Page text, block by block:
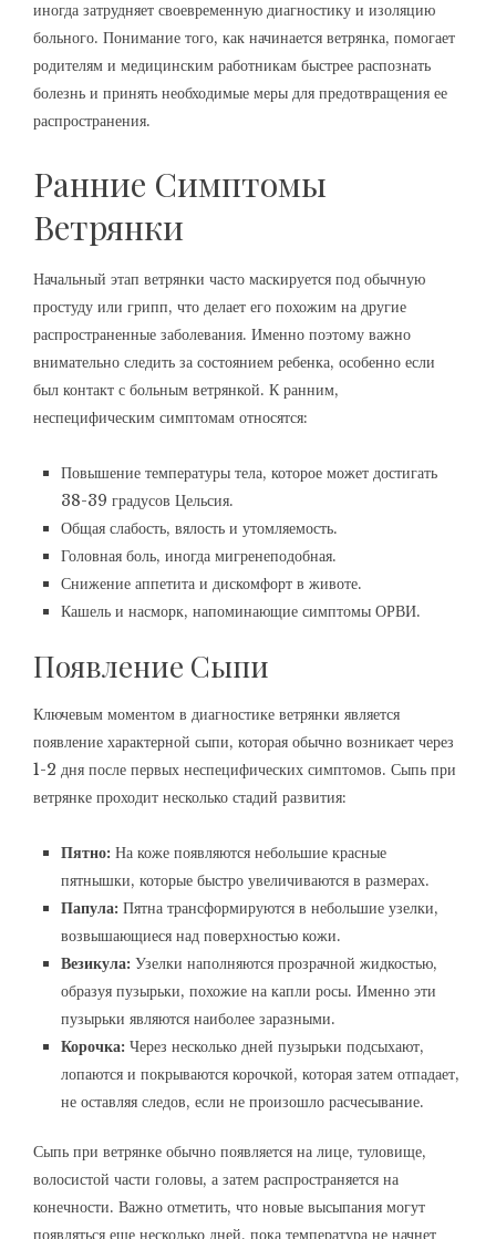
иногда затрудняет своевременную диагностику и изоляцию
больного. Понимание того, как начинается ветрянка, помогает
родителям и медицинским работникам быстрее распознать
болезнь и принять необходимые меры для предотвращения ее
распространения.
Ранние Симптомы
Ветрянки
Начальный этап ветрянки часто маскируется под обычную
простуду или грипп, что делает его похожим на другие
распространенные заболевания. Именно поэтому важно
внимательно следить за состоянием ребенка, особенно если
был контакт с больным ветрянкой. К ранним,
неспецифическим симптомам относятся:
Повышение температуры тела, которое может достигать
38-39 градусов Цельсия.
Общая слабость, вялость и утомляемость.
Головная боль, иногда мигренеподобная.
Снижение аппетита и дискомфорт в животе.
Кашель и насморк, напоминающие симптомы ОРВИ.
Появление Сыпи
Ключевым моментом в диагностике ветрянки является
появление характерной сыпи, которая обычно возникает через
1-2 дня после первых неспецифических симптомов. Сыпь при
ветрянке проходит несколько стадий развития:
Пятно: На коже появляются небольшие красные
пятнышки, которые быстро увеличиваются в размерах.
Папула: Пятна трансформируются в небольшие узелки,
возвышающиеся над поверхностью кожи.
Везикула: Узелки наполняются прозрачной жидкостью,
образуя пузырьки, похожие на капли росы. Именно эти
пузырьки являются наиболее заразными.
Корочка: Через несколько дней пузырьки подсыхают,
лопаются и покрываются корочкой, которая затем отпадает,
не оставляя следов, если не произошло расчесывание.
Сыпь при ветрянке обычно появляется на лице, туловище,
волосистой части головы, а затем распространяется на
конечности. Важно отметить, что новые высыпания могут
появляться еще несколько дней, пока температура не начнет